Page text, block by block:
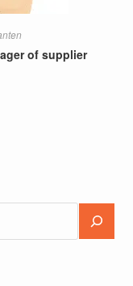
of supplier